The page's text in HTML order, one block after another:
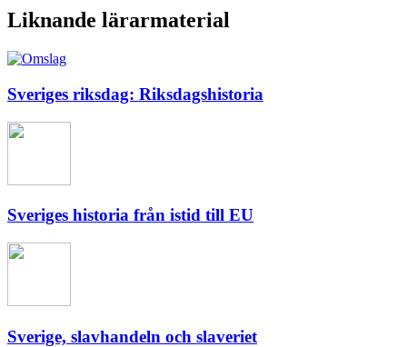
Liknande lärarmaterial
Sveriges riksdag: Riksdagshistoria
Sveriges historia från istid till EU
Sverige, slavhandeln och slaveriet